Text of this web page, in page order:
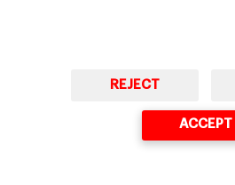
REJECT
ACCEPT
© Copyright, 2026. IESE Business School |
Cookies